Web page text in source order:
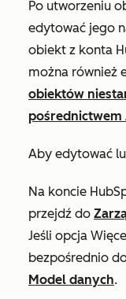
Po utworzeniu
edytować jego
obiekt z konta
można również
obiektów
pośrednictwem
Aby edytować
Na koncie
przejdź do
Jeśli opcja
bezpośrednio
Model danych.